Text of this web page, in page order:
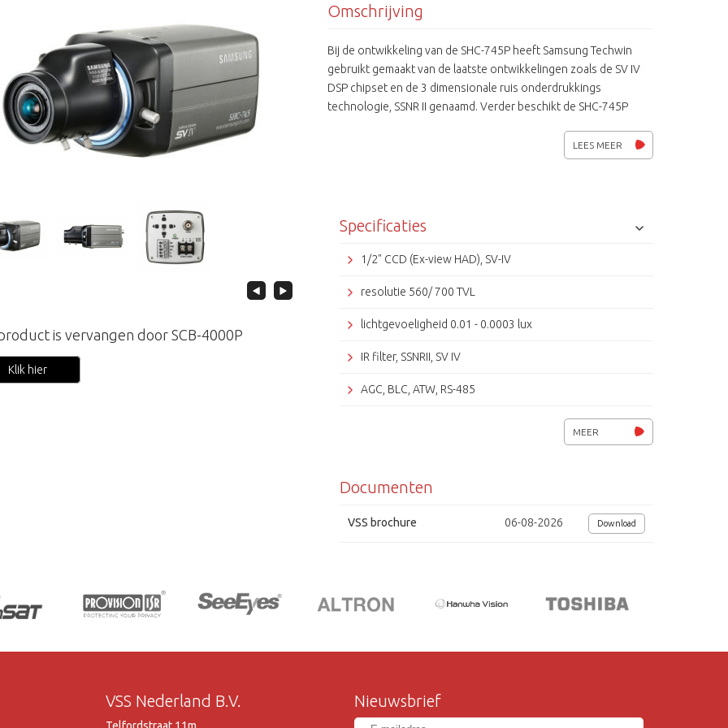
is vervangen door SCB-4000P
Klik hier
Omschrijving
Bij de ontwikkeling van de SHC-745P heeft Samsung Techwin
gebruikt gemaakt van de laatste ontwikkelingen zoals de SV IV
DSP chipset en de 3 dimensionale ruis onderdrukkings
technologie, SSNR II genaamd. Verder beschikt de SHC-745P
LEES MEER
Specificaties
1/2" CCD (Ex-view HAD), SV-IV
resolutie 560/ 700 TVL
lichtgevoeligheid 0.01 - 0.0003 lux
IR filter, SSNRII, SV IV
AGC, BLC, ATW, RS-485
afmetingen (lxbxh) 102x66x61mm
MEER
Documenten
VSS brochure 06-08-2026 Download
VSS Nederland B.V. Nieuwsbrief